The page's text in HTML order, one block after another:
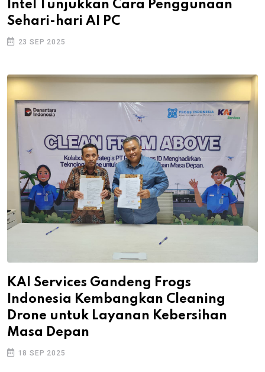
Intel Tunjukkan Cara Penggunaan
Sehari-hari AI PC
23 SEP 2025
KAI Services Gandeng Frogs
Indonesia Kembangkan Cleaning
Drone untuk Layanan Kebersihan
Masa Depan
18 SEP 2025